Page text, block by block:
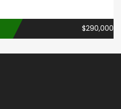
$290,000